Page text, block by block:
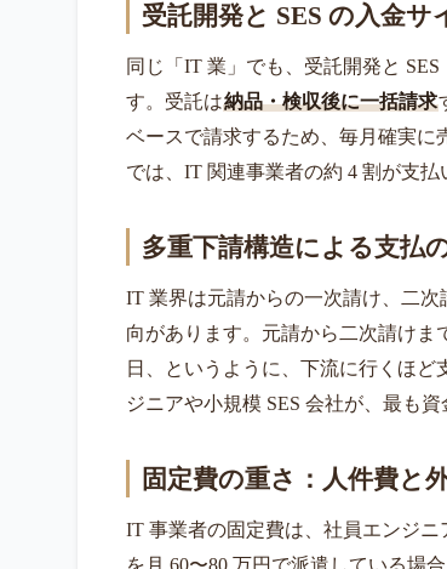
受託開発と SES の入金サ
同じ「IT 業」でも、受託開発と
す。受託は納品・検収後に一括請求
ベースで請求するため、毎月確実に
では、IT 関連事業者の約 4 割が支払
多重下請構造による支払
IT 業界は元請からの一次請け、二次
向があります。元請から二次請けま
日、というように、下流に行くほ
ジニアや小規模 SES 会社が、最も
固定費の重さ：人件費と
IT 事業者の固定費は、社員エンジ
を月 60〜80 万円で派遣している場